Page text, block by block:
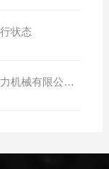
状态
筑牢安全防线，护航稳健发展｜济南章力机械有限公司开展2026年安全生产月系列活动